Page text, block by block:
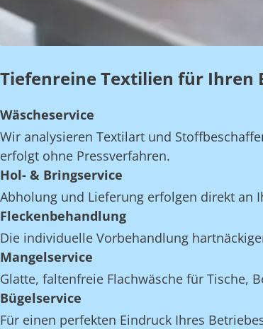
Tiefenreine Textilien für Ihren
Wäscheservice
Wir analysieren Textilart und
erfolgt ohne Pressverfahren.
Hol- & Bringservice
Abholung und Lieferung erfolgen direkt an
Fleckenbehandlung
Die individuelle Vorbehandlung
Mangelservice
Glatte, faltenfreie Flachwäsche für Tische,
Bügelservice
Für einen perfekten Eindruck Ihres